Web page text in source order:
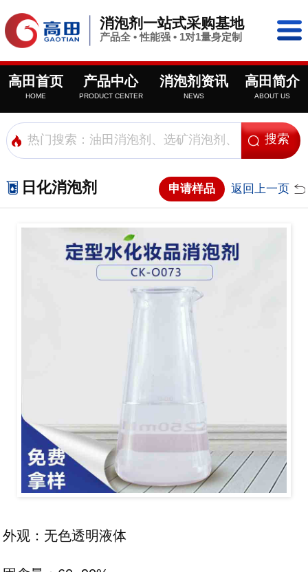
消泡剂一站式采购基地
产品全 • 性能强 • 1对1量身定制
高田首页
HOME
产品中心
PRODUCT CENTER
消泡剂资讯
NEWS
高田简介
ABOUT US
日化消泡剂 申请样品 返回上一页
外观：无色透明液体